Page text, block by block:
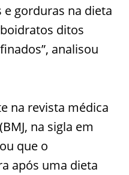
gorduras na dieta
ditos
analisou
na revista médica
na sigla em
que o
após uma dieta